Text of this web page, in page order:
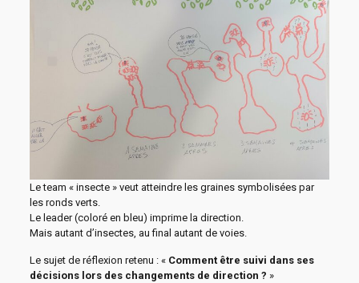
Le team « insecte » veut atteindre les graines symbolisées par
les ronds verts.
Le leader (coloré en bleu) imprime la direction.
Mais autant d’insectes, au final autant de voies.
Le sujet de réflexion retenu : « Comment être suivi dans ses
décisions lors des changements de direction ? »